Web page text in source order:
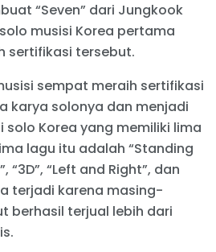
“Seven” dari Jungkook
musisi Korea pertama
sertifikasi tersebut.
sempat meraih sertifikasi
karya solonya dan menjadi
Korea yang memiliki lima
lagu itu adalah “Standing
“3D”, “Left and Right”, dan
terjadi karena masing-
berhasil terjual lebih dari